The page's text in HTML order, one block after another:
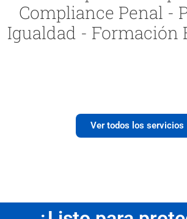
Compliance Penal -
Igualdad - Formación
Ver todos los servicios